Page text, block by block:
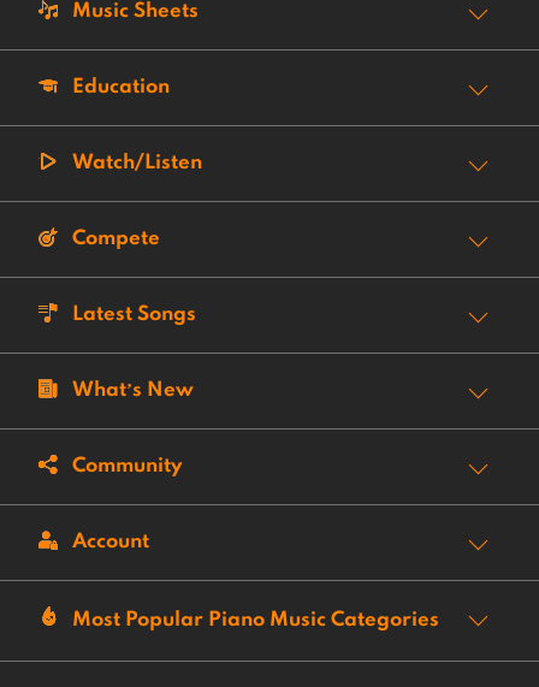
Music Sheets
Education
Watch/Listen
Compete
Latest Songs
What’s New
Community
Account
Most Popular Piano Music Categories